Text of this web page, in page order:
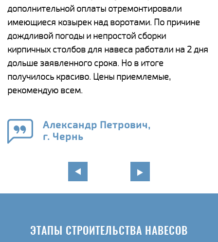
дополнительной оплаты отремонтировали
имеющиеся козырек над воротами. По причине
дождливой погоды и непростой сборки
кирпичных столбов для навеса работали на 2 дня
дольше заявленного срока. Но в итоге
получилось красиво. Цены приемлемые,
рекомендую всем.
Александр Петрович,
г. Чернь
ЭТАПЫ СТРОИТЕЛЬСТВА НАВЕСОВ